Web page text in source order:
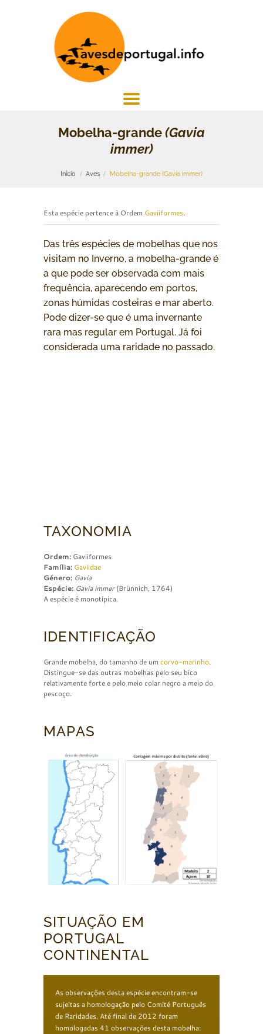
Mobelha-grande(Gavia
immer)
Início Aves Mobelha-grande (Gavia immer)
Esta espécie pertence à Ordem Gaviiformes.
Das três espécies de mobelhas que nos
visitam no Inverno, a mobelha-grande é
a que pode ser observada com mais
frequência, aparecendo em portos,
zonas húmidas costeiras e mar aberto.
Pode dizer-se que é uma invernante
rara mas regular em Portugal. Já foi
considerada uma raridade no passado.
TAXONOMIA
Ordem: Gaviiformes
Família: Gaviidae
Género: Gavia
Espécie: Gavia immer(Brünnich, 1764)
A espécie é monotípica.
IDENTIFICAÇÃO
Grande mobelha, do tamanho de um corvo-marinho.
Distingue-se das outras mobelhas pelo seu bico
relativamente forte e pelo meio colar negro a meio do
pescoço.
MAPAS
SITUAÇÃO EM
PORTUGAL
CONTINENTAL
As observações desta espécie encontram-se
sujeitas a homologação pelo Comité Português
de Raridades. Até final de 2012 foram
homologadas 41 observações desta mobelha: